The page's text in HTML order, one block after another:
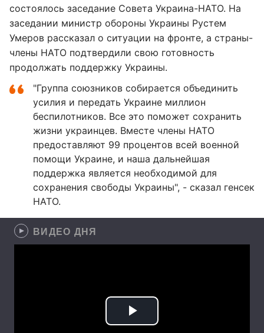
состоялось заседание Совета Украина-НАТО. На
заседании министр обороны Украины Рустем
Умеров рассказал о ситуации на фронте, а страны-
члены НАТО подтвердили свою готовность
продолжать поддержку Украины.
"Группа союзников собирается объединить
усилия и передать Украине миллион
беспилотников. Все это поможет сохранить
жизни украинцев. Вместе члены НАТО
предоставляют 99 процентов всей военной
помощи Украине, и наша дальнейшая
поддержка является необходимой для
сохранения свободы Украины", - сказал генсек
НАТО.
ВИДЕО ДНЯ